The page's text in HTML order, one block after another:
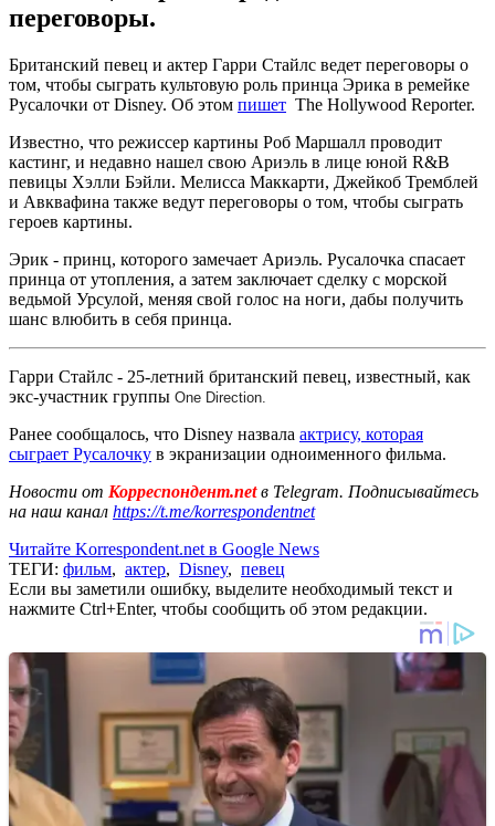
переговоры.
Британский певец и актер Гарри Стайлс ведет переговоры о
том, чтобы сыграть культовую роль принца Эрика в ремейке
Русалочки от Disney. Об этом пишет The Hollywood Reporter.
Известно, что режиссер картины Роб Маршалл проводит
кастинг, и недавно нашел свою Ариэль в лице юной R&B
певицы Хэлли Бэйли. Мелисса Маккарти, Джейкоб Тремблей
и Авквафина также ведут переговоры о том, чтобы сыграть
героев картины.
Эрик - принц, которого замечает Ариэль. Русалочка спасает
принца от утопления, а затем заключает сделку с морской
ведьмой Урсулой, меняя свой голос на ноги, дабы получить
шанс влюбить в себя принца.
Гарри Стайлс - 25-летний британский певец, известный, как
экс-участник группы One Direction.
Ранее сообщалось, что Disney назвала актрису, которая
сыграет Русалочку в экранизации одноименного фильма.
Новости от Корреспондент.netв Telegram. Подписывайтесь
на наш канал https://t.me/korrespondentnet
Читайте Korrespondent.net в Google News
ТЕГИ: фильм, актер, Disney, певец
Если вы заметили ошибку, выделите необходимый текст и
нажмите Ctrl+Enter, чтобы сообщить об этом редакции.